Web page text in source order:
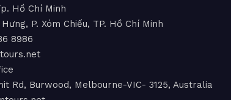
Hồ Chí Minh
P. Xóm Chiếu, TP. Hồ Chí Minh
8986
Rd, Burwood, Melbourne-VIC- 3125, Australia